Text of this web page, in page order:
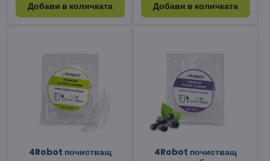
Добави в количката Добави в количката
4Robot почистващ
4Robot почистващ